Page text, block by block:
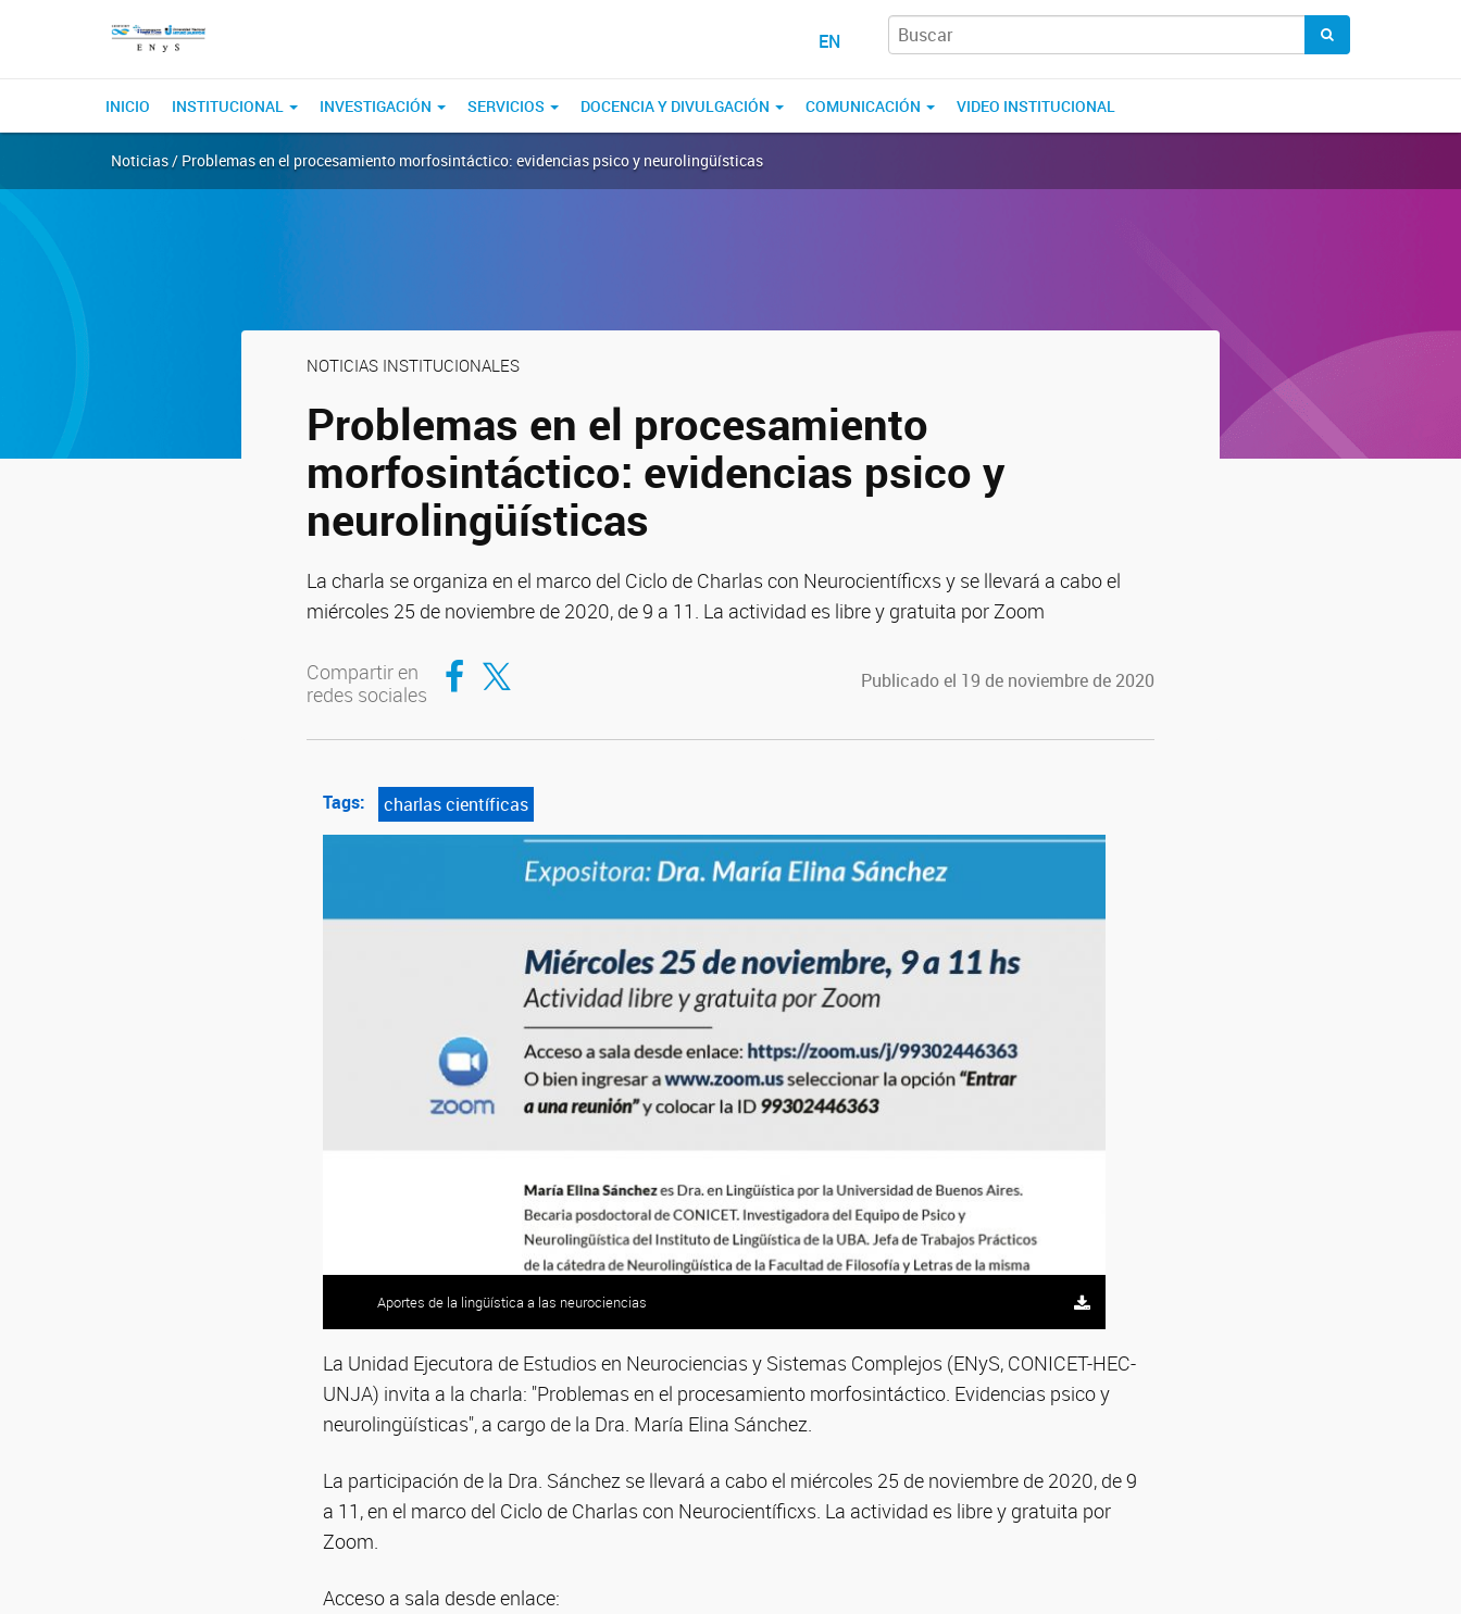
EN
INICIO INSTITUCIONAL INVESTIGACIÓN SERVICIOS DOCENCIA Y DIVULGACIÓN COMUNICACIÓN VIDEO INSTITUCIONAL
Noticias / Problemas en el procesamiento morfosintáctico: evidencias psico y neurolingüísticas
NOTICIAS INSTITUCIONALES
Problemas en el procesamiento
morfosintáctico: evidencias psico y
neurolingüísticas
La charla se organiza en el marco del Ciclo de Charlas con Neurocientíficxs y se llevará a cabo el
miércoles 25 de noviembre de 2020, de 9 a 11. La actividad es libre y gratuita por Zoom
Compartir en
redes sociales
Compartir en Facebook
Compartir en Twitter Publicado el 19 de noviembre de 2020
Tags: charlas científicas
Aportes de la lingüística a las neurociencias
La Unidad Ejecutora de Estudios en Neurociencias y Sistemas Complejos (ENyS, CONICET-HEC-
UNJA) invita a la charla: "Problemas en el procesamiento morfosintáctico. Evidencias psico y
neurolingüísticas", a cargo de la Dra. María Elina Sánchez.
La participación de la Dra. Sánchez se llevará a cabo el miércoles 25 de noviembre de 2020, de 9
a 11, en el marco del Ciclo de Charlas con Neurocientíficxs. La actividad es libre y gratuita por
Zoom.
Acceso a sala desde enlace: